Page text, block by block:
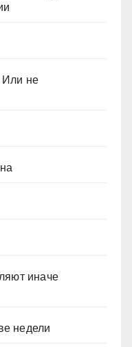
Или не
иначе
недели